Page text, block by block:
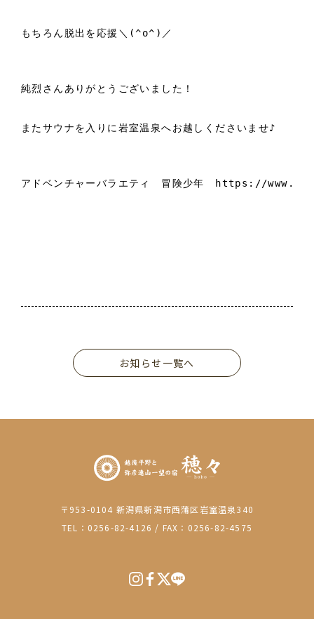
もちろん脱出を応援＼(^o^)／
純烈さんありがとうございました！
またサウナを入りに岩室温泉へお越しくださいませ♪
アドベンチャーバラエティ　冒険少年　https://
お知らせ一覧へ
〒953-0104 新潟県新潟市西蒲区岩室温泉340
TEL：0256-82-4126 / FAX：0256-82-4575